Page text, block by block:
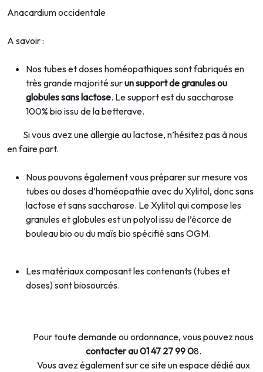
Anacardium occidentale
A savoir :
Nos tubes et doses homéopathiques sont fabriqués en
très grande majorité surun support de granules ou
globules sans lactose. Le support est du saccharose
100% bio issu de la betterave.
Si vous avez une allergie au lactose, n’hésitez pas à nous
en faire part.
Nous pouvons également vous préparer sur mesure vos
tubes ou doses d’homéopathie avec du Xylitol, donc sans
lactose et sans saccharose. Le Xylitol qui compose les
granules et globules est un polyol issu de l’écorce de
bouleau bio ou du maïs bio spécifié sans OGM.
Les matériaux composant les contenants (tubes et
doses) sont biosourcés.
Pour toute demande ou ordonnance, vous pouvez nous
contacter au 01 47 27 99 08.
Vous avez également sur ce site un espace dédié aux